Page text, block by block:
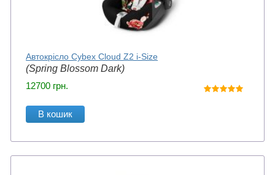
Автокрісло Cybex Cloud Z2 i-Size
(Spring Blossom Dark)
12700 грн.
В кошик